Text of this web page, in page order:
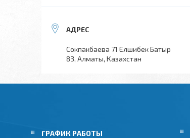
Сокпакбаева 71 Елшибек Батыр
83, Алматы, Казахстан
ГРАФИК РАБОТЫ